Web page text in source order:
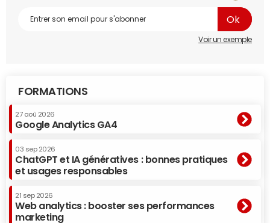
Voir un exemple
FORMATIONS
27 aoû 2026
Google Analytics GA4
03 sep 2026
ChatGPT et IA génératives : bonnes pratiques
et usages responsables
21 sep 2026
Web analytics : booster ses performances
marketing